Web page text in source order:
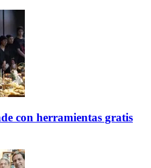
con herramientas gratis